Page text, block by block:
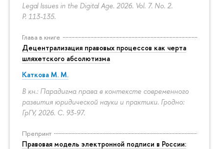
Legal Issues in the Digital Age. 2026. Vol. 7. No. 2.
P. 113-135.
Глава в книге
Децентрализация правовых процессов как черта
шляхетского абсолютизма
Каткова М. М.
В кн.: Парадигма права в контексте современного
развития юридической науки и практики. Гродно:
ГрГУ, 2026. С. 93-97.
Препринт
Правовая модель электронной подписи в России: